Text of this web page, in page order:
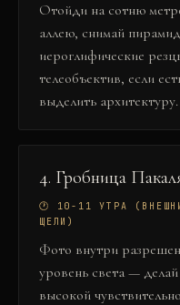
Отойди на сотню
аллею, снимай
иероглифические
телеобъектив, если
выделить архитектуру.
4. Гробница
🕐
10-11 УТРА
ЩЕЛИ)
Фото внутри
уровень света —
высокой